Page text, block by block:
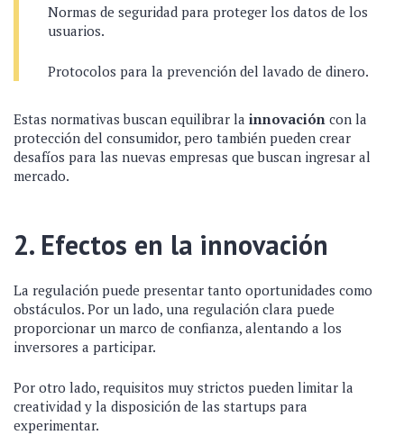
Normas de seguridad para proteger los datos de los
usuarios.
Protocolos para la prevención del lavado de dinero.
Estas normativas buscan equilibrar la innovación con la
protección del consumidor, pero también pueden crear
desafíos para las nuevas empresas que buscan ingresar al
mercado.
2. Efectos en la innovación
La regulación puede presentar tanto oportunidades como
obstáculos. Por un lado, una regulación clara puede
proporcionar un marco de confianza, alentando a los
inversores a participar.
Por otro lado, requisitos muy strictos pueden limitar la
creatividad y la disposición de las startups para
experimentar.